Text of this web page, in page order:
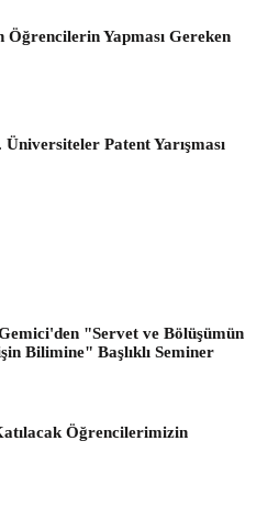
Yapması Gereken
Patent Yarışması
"Servet ve Bölüşümün
Bilimine" Başlıklı Seminer
Öğrencilerimizin